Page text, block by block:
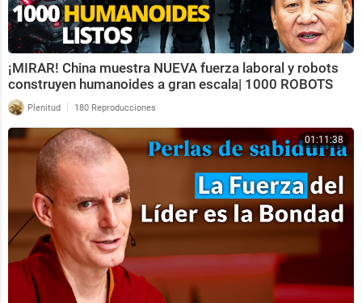
¡MIRAR! China muestra NUEVA fuerza laboral y robots
construyen humanoides a gran escala| 1000 ROBOTS
Plenitud | 180 Reproducciones
01:11:38